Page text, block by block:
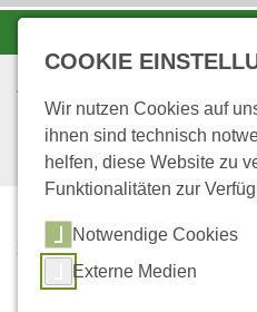
STARTSEITE
FORSTAMT WASGAU
COOKIE
Wir nutzen Cookies auf
ihnen sind technisch
helfen, diese Website zu
Funktionalitäten zur
Notwendige Cookies
Externe Medien